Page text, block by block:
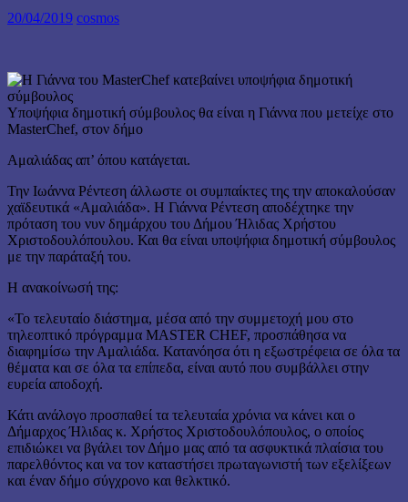
20/04/2019 cosmos
Υποψήφια δημοτική σύμβουλος θα είναι η Γιάννα που μετείχε στο
MasterChef, στον δήμο
Αμαλιάδας απ’ όπου κατάγεται.
Την Ιωάννα Ρέντεση άλλωστε οι συμπαίκτες της την αποκαλούσαν
χαϊδευτικά «Αμαλιάδα». Η Γιάννα Ρέντεση αποδέχτηκε την
πρόταση του νυν δημάρχου του Δήμου Ήλιδας Χρήστου
Χριστοδουλόπουλου. Και θα είναι υποψήφια δημοτική σύμβουλος
με την παράταξή του.
Η ανακοίνωσή της:
«Το τελευταίο διάστημα, μέσα από την συμμετοχή μου στο
τηλεοπτικό πρόγραμμα MASTER CHEF, προσπάθησα να
διαφημίσω την Αμαλιάδα. Κατανόησα ότι η εξωστρέφεια σε όλα τα
θέματα και σε όλα τα επίπεδα, είναι αυτό που συμβάλλει στην
ευρεία αποδοχή.
Κάτι ανάλογο προσπαθεί τα τελευταία χρόνια να κάνει και ο
Δήμαρχος Ήλιδας κ. Χρήστος Χριστοδουλόπουλος, ο οποίος
επιδιώκει να βγάλει τον Δήμο μας από τα ασφυκτικά πλαίσια του
παρελθόντος και να τον καταστήσει πρωταγωνιστή των εξελίξεων
και έναν δήμο σύγχρονο και θελκτικό.